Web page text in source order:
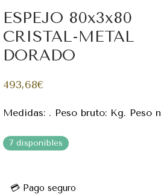
ESPEJO 80x3x80
CRISTAL-METAL
DORADO
493,68€
Medidas: . Peso bruto: Kg. Peso
7 disponibles
💳 Pago seguro